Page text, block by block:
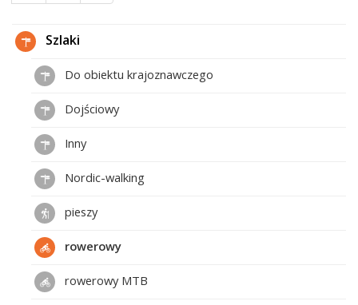
Szlaki
Do obiektu krajoznawczego
Dojściowy
Inny
Nordic-walking
pieszy
rowerowy
rowerowy MTB